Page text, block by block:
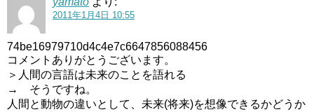
2011年1月4日 10:55
74be16979710d4c4e7c6647856088456
コメントありがとうございます。
＞人間の言語は未来のことを語れる
→ そうですね。
人間と動物の違いとして、未来(将来)を想像できるかどうか